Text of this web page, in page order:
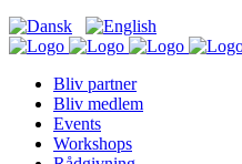
Bliv partner
Bliv medlem
Events
Workshops